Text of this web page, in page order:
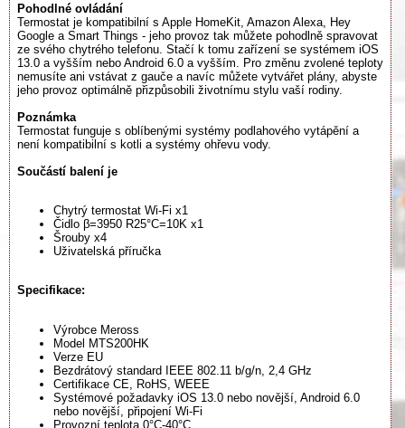
Pohodlné ovládání
Termostat je kompatibilní s Apple HomeKit, Amazon Alexa, Hey
Google a Smart Things - jeho provoz tak můžete pohodlně spravovat
ze svého chytrého telefonu. Stačí k tomu zařízení se systémem iOS
13.0 a vyšším nebo Android 6.0 a vyšším. Pro změnu zvolené teploty
nemusíte ani vstávat z gauče a navíc můžete vytvářet plány, abyste
jeho provoz optimálně přizpůsobili životnímu stylu vaší rodiny.
Poznámka
Termostat funguje s oblíbenými systémy podlahového vytápění a
není kompatibilní s kotli a systémy ohřevu vody.
Součástí balení je
Chytrý termostat Wi-Fi x1
Čidlo β=3950 R25°C=10K x1
Šrouby x4
Uživatelská příručka
Specifikace:
Výrobce Meross
Model MTS200HK
Verze EU
Bezdrátový standard IEEE 802.11 b/g/n, 2,4 GHz
Certifikace CE, RoHS, WEEE
Systémové požadavky iOS 13.0 nebo novější, Android 6.0
nebo novější, připojení Wi-Fi
Provozní teplota 0°C-40°C